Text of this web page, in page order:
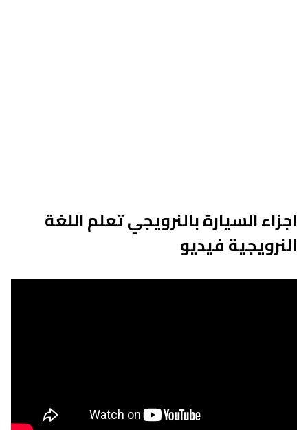
اجزاء السيارة بالنرويجي تعلم اللغة
النرويجية فيديو